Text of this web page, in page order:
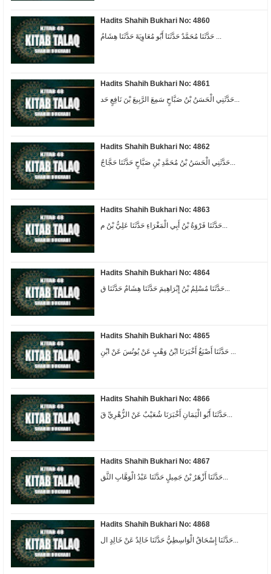
Hadits Shahih Bukhari No: 4860
حَدَّثَنَا مُحَمَّدٌ حَدَّثَنَا أَبُو مُعَاوِيَةَ حَدَّثَنَا هِشَامُ ...
Hadits Shahih Bukhari No: 4861
حَدَّثَنِي الْحَسَنُ بْنُ صَبَّاحٍ سَمِعَ الرَّبِيعَ بْنَ نَافِعٍ حَد...
Hadits Shahih Bukhari No: 4862
حَدَّثَنِي الْحَسَنُ بْنُ مُحَمَّدِ بْنِ صَبَّاحٍ حَدَّثَنَا حَجَّاجٌ...
Hadits Shahih Bukhari No: 4863
حَدَّثَنَا فَرْوَةُ بْنُ أَبِي الْمَغْرَاءِ حَدَّثَنَا عَلِيُّ بْنُ م...
Hadits Shahih Bukhari No: 4864
حَدَّثَنَا مُسْلِمُ بْنُ إِبْرَاهِيمَ حَدَّثَنَا هِشَامٌ حَدَّثَنَا ق...
Hadits Shahih Bukhari No: 4865
Hadits Shahih Bukhari No: 4866
Hadits Shahih Bukhari No: 4867
حَدَّثَنَا أَزْهَرُ بْنُ جَمِيلٍ حَدَّثَنَا عَبْدُ الْوَهَّابِ الثَّق...
Hadits Shahih Bukhari No: 4868
حَدَّثَنَا إِسْحَاقُ الْوَاسِطِيُّ حَدَّثَنَا خَالِدٌ عَنْ خَالِدٍ ال...